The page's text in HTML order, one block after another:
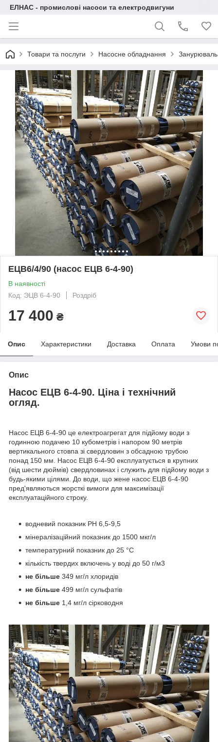
ЕЛНАС - промислові насоси та електродвигуни
Товари та послуги Насосне обладнання
ЕЦВ6/4/90 (насос ЕЦВ 6-4-90)
В наявності
Код: ЭЦВ 6-4-90
Роздріб
17 400 ₴
Опис Характеристики Доставка Оплата Умови
Опис
Насос ЕЦВ 6-4-90. Ціна і технічний
огляд.
Насос ЕЦВ 6-4-90 це електроагрегат для підйому води з
годинною подачею 10 кубометрів і напором 90 метрів
вертикального стовпа зі свердловин з обсадною трубою
понад 150 мм. Насос ЕЦВ 6-4-90 експлуатується в крупних
(від шести дюймів) свердловинах і служить для підйому води з
будь-якими цілями. До води, що жене насос ЕЦВ 6-4-90
пред'являються жорсткі вимоги для максимізації
експлуатаційного строку.
водневий показник PH 6,5-9,5
мінералізаційний показник до 1500 мкг/л
температурний показник до 25 °C
кількість твердих включень у воді до 50 г/м3
не більше 349 мг/л хлоридів
не більше 499 мг/л сульфатів
не більше 1,4 мг/л сірководня